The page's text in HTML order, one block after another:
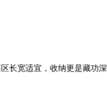
长宽适宜，收纳更是藏功